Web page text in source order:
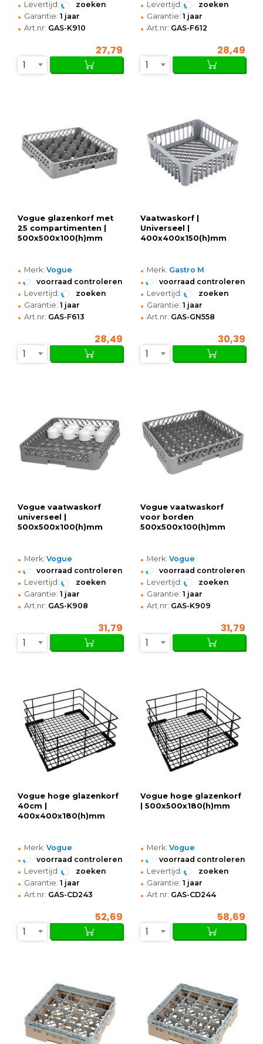
• Levertijd: zoeken
• Garantie: 1 jaar
• Art.nr: GAS-K910
27,79
1
• Levertijd: zoeken
• Garantie: 1 jaar
• Art.nr: GAS-F612
28,49
1
Vogue glazenkorf met
25 compartimenten |
500x500x100(h)mm
• Merk: Vogue
• voorraad controleren
• Levertijd: zoeken
• Garantie: 1 jaar
• Art.nr: GAS-F613
28,49
1
Vaatwaskorf |
Universeel |
400x400x150(h)mm
• Merk: Gastro M
• voorraad controleren
• Levertijd: zoeken
• Garantie: 1 jaar
• Art.nr: GAS-GN558
30,39
1
Vogue vaatwaskorf
universeel |
500x500x100(h)mm
• Merk: Vogue
• voorraad controleren
• Levertijd: zoeken
• Garantie: 1 jaar
• Art.nr: GAS-K908
31,79
1
Vogue vaatwaskorf
voor borden
500x500x100(h)mm
• Merk: Vogue
• voorraad controleren
• Levertijd: zoeken
• Garantie: 1 jaar
• Art.nr: GAS-K909
31,79
1
Vogue hoge glazenkorf
40cm |
400x400x180(h)mm
• Merk: Vogue
• voorraad controleren
• Levertijd: zoeken
• Garantie: 1 jaar
• Art.nr: GAS-CD243
52,69
1
Vogue hoge glazenkorf
| 500x500x180(h)mm
• Merk: Vogue
• voorraad controleren
• Levertijd: zoeken
• Garantie: 1 jaar
• Art.nr: GAS-CD244
58,69
1